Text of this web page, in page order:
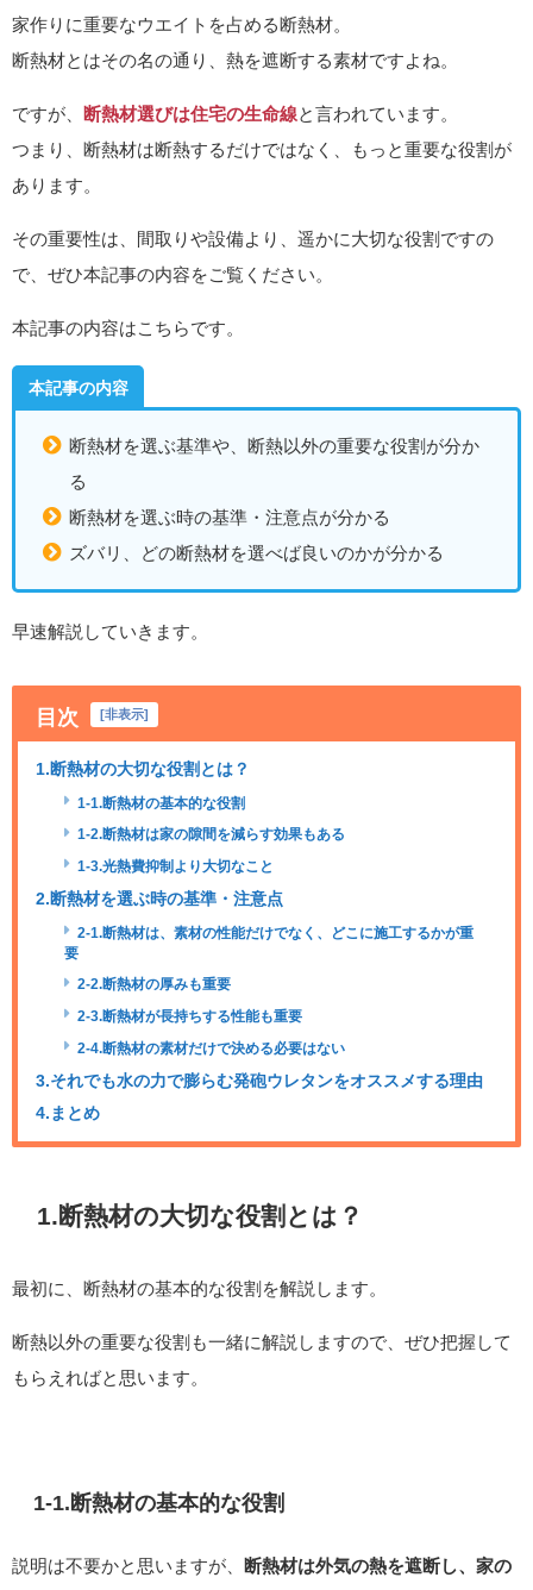
家作りに重要なウエイトを占める断熱材。
断熱材とはその名の通り、熱を遮断する素材ですよね。
ですが、 断熱材選びは住宅の生命線と言われています。
つまり、断熱材は断熱するだけではなく、もっと重要な役割が
あります。
その重要性は、間取りや設備より、遥かに大切な役割ですの
で、ぜひ本記事の内容をご覧ください。
本記事の内容はこちらです。
本記事の内容
断熱材を選ぶ基準や、断熱以外の重要な役割が分か
る
断熱材を選ぶ時の基準・注意点が分かる
ズバリ、どの断熱材を選べば良いのかが分かる
早速解説していきます。
目次 非表示
1.断熱材の大切な役割とは？
1-1.断熱材の基本的な役割
1-2.断熱材は家の隙間を減らす効果もある
1-3.光熱費抑制より大切なこと
2.断熱材を選ぶ時の基準・注意点
2-1.断熱材は、素材の性能だけでなく、どこに施工するかが重
要
2-2.断熱材の厚みも重要
2-3.断熱材が長持ちする性能も重要
2-4.断熱材の素材だけで決める必要はない
3.それでも水の力で膨らむ発砲ウレタンをオススメする理由
4.まとめ
1.断熱材の大切な役割とは？
最初に、断熱材の基本的な役割を解説します。
断熱以外の重要な役割も一緒に解説しますので、ぜひ把握して
もらえればと思います。
1-1.断熱材の基本的な役割
説明は不要かと思いますが、
断熱材は外気の熱を遮断し、家の